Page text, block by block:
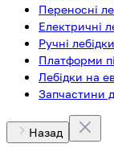
Переносні
Електричні
Ручні лебідки
Платформи
Лебідки на
Запчастини
Назад